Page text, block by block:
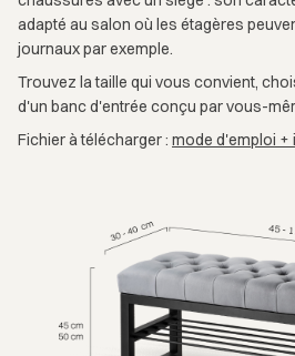
adapté au salon où les étagères
journaux par exemple.
Trouvez la taille qui vous convient,
d'un banc d'entrée conçu par vous-
Fichier à télécharger : mode d'emploi